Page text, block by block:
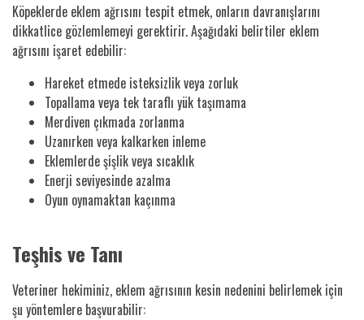
Köpeklerde eklem ağrısını tespit etmek, onların davranışlarını
dikkatlice gözlemlemeyi gerektirir. Aşağıdaki belirtiler eklem
ağrısını işaret edebilir:
Hareket etmede isteksizlik veya zorluk
Topallama veya tek taraflı yük taşımama
Merdiven çıkmada zorlanma
Uzanırken veya kalkarken inleme
Eklemlerde şişlik veya sıcaklık
Enerji seviyesinde azalma
Oyun oynamaktan kaçınma
Teşhis ve Tanı
Veteriner hekiminiz, eklem ağrısının kesin nedenini belirlemek için
şu yöntemlere başvurabilir: